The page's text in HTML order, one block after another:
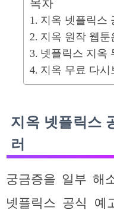
목차
지옥 넷플릭스
지옥 원작 웹
넷플릭스 지옥
지옥 무료 다시
지옥 넷플릭스
러
궁금증을 일부 해
넷플릭스 공식 예